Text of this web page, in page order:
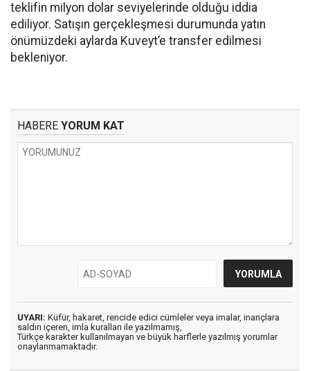
teklifin milyon dolar seviyelerinde olduğu iddia
ediliyor. Satışın gerçekleşmesi durumunda yatın
önümüzdeki aylarda Kuveyt’e transfer edilmesi
bekleniyor.
HABERE YORUM KAT
UYARI: Küfür, hakaret, rencide edici cümleler veya imalar, inançlara
saldırı içeren, imla kuralları ile yazılmamış,
Türkçe karakter kullanılmayan ve büyük harflerle yazılmış yorumlar
onaylanmamaktadır.